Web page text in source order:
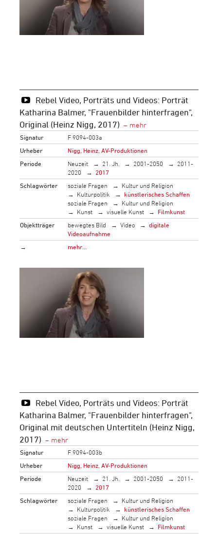
Rebel Video, Porträts und Videos: Porträt
Katharina Balmer, "Frauenbilder hinterfragen",
Original (Heinz Nigg, 2017)
Signatur
F 9094-003a
Urheber
Nigg, Heinz, AV-Produktionen
Periode
Neuzeit 21. Jh. 2001-2050
2011-
2020
2017
Schlagwörter
soziale Fragen
Kultur und Religion
Kulturpolitik
künstlerisches Schaffen
soziale Fragen
Kultur und Religion
Kunst
visuelle Kunst
Filmkunst
Objektträger
bewegtes Bild Video
digitale
Videoaufnahme
→
mehr…
Rebel Video, Porträts und Videos: Porträt
Katharina Balmer, "Frauenbilder hinterfragen",
Original mit deutschen Untertiteln (Heinz Nigg,
2017)
Signatur
F 9094-003b
Urheber
Nigg, Heinz, AV-Produktionen
Periode
Neuzeit 21. Jh. 2001-2050
2011-
2020
2017
Schlagwörter
soziale Fragen
Kultur und Religion
Kulturpolitik
künstlerisches Schaffen
soziale Fragen
Kultur und Religion
Kunst
visuelle Kunst
Filmkunst